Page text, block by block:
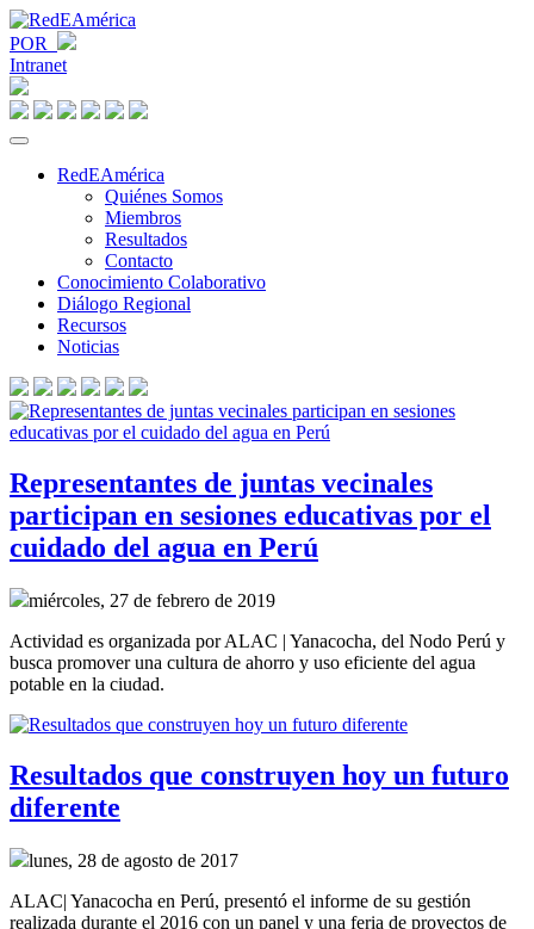
POR
Intranet
RedEAmérica
Quiénes Somos
Miembros
Resultados
Contacto
Conocimiento Colaborativo
Diálogo Regional
Recursos
Noticias
Representantes de juntas vecinales
participan en sesiones educativas por el
cuidado del agua en Perú
miércoles, 27 de febrero de 2019
Actividad es organizada por ALAC | Yanacocha, del Nodo Perú y
busca promover una cultura de ahorro y uso eficiente del agua
potable en la ciudad.
Resultados que construyen hoy un futuro
diferente
lunes, 28 de agosto de 2017
ALAC| Yanacocha en Perú, presentó el informe de su gestión
realizada durante el 2016 con un panel y una feria de proyectos de